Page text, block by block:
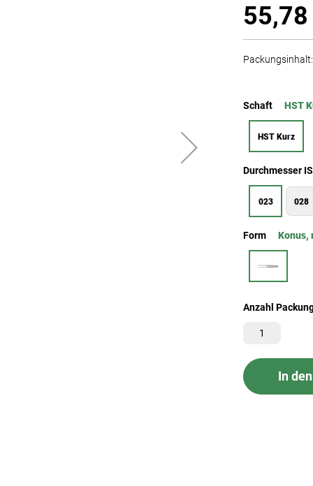
55,78
Schaft HST
HST Kurz
Durchmesser
023 028
Form Konus,
Anzahl
In